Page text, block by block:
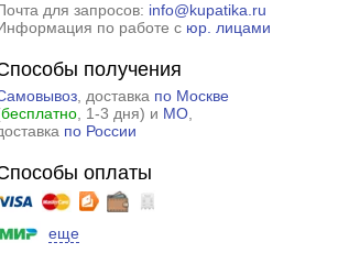
для запросов: info@kupatika.ru
по работе с юр. лицами
получения
, доставка по Москве
бесплатно, 1-3 дня) и МО,
по России
оплаты
еще